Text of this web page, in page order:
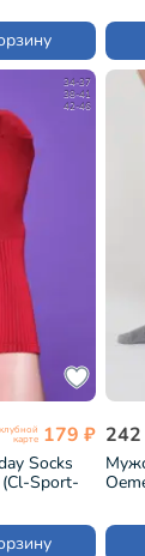
34-37
38-41
42-46
карте 179 ₽
Socks
Sport-